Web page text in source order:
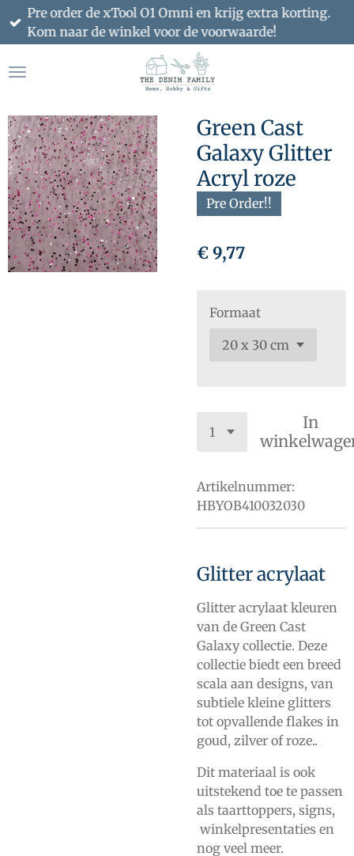
Ga
direct
de
Pre order de xTool O1 Omni en krijg extra korting.
Kom naar de winkel voor de voorwaarde!
Green Cast
Galaxy Glitter
Acryl roze
Pre Order!!
€ 9,77
Formaat
In
Artikelnummer:
HBYOB410032030
Glitter acrylaat
Glitter acrylaat kleuren
van de Green Cast
Galaxy collectie. Deze
collectie biedt een breed
scala aan designs, van
subtiele kleine glitters
tot opvallende flakes in
goud, zilver of roze..
Dit materiaal is ook
uitstekend toe te passen
als taarttoppers, signs,
winkelpresentaties en
nog veel meer.